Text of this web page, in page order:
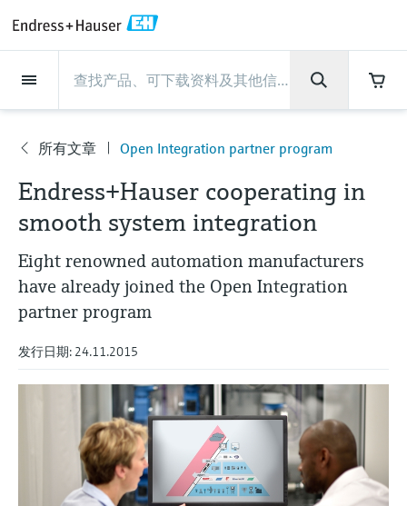
现场仪表
流量
物位测量
液体分析
温度测量
压力测量
光学分析
Netilion IIoT
流量
电磁流量计
科里奥利质量流量计
超声波流量计
涡街流量计
热式质量流量计
Differential pressure flow
measurement
物位测量
雷达物位测量
Vibronic point level detection
导波雷达物位测量
超声波物位测量
电容物位测量
静压液位测量
Conductive level measurement
Float switch level measurement
液体分析
pH电极和变送器
电导率传感器和变送器
浊度传感器和变送器
氯传感器和变送器
溶解氧传感器和变送器
实验室检测仪表和便携式pH计
全自动水质采样仪
TOC、COD和SAC分析仪
温度测量
温度变送器
工业温度计
保护套管
高温型温度计
卫生型温度计
紧凑型温度计
温度开关
表面温度计
压力测量
绝压和表压测量
差压测量
选购全部
系统产品
数据管理仪&数据记录仪
过程测控仪
电源和安全栅
WirelessHART解决方案
网关和调制解调器
设备配置用平板电脑
能量管理仪和应用管理仪
浪涌保护器
光学分析
TDLAS和QF分析仪
拉曼光谱分析仪
排放监测解决方案
颗粒测量设备
数字分析仪解决方案
过程气体分析仪
空气质量测量装置
烟雾探测器
Netilion IIoT
Netilion Value
Netilion Health
Netilion Analytics
Netilion Library
Netilion Inventory
Netilion Connect
Netilion Device Viewer
Netilion Water
服务产品
Project and commissioning services
技术支持服务
仪表维护
仪表性能优化服务
View all
Project and commissioning
services
仪表调试服务
Industrial Project Management
Extended warranty
技术支持服务
远程技术支持
远程资产监控
Process Instrumentation Courses
仪表维护
验证服务
现场仪表校准服务
预防性维护服务
Repair of measuring instruments
仪表性能优化服务
校准报告分析
优化校准间隔时间
动态现场仪表评价和分析服务
行业应用
食品与饮料
水务和环境：保护 —— 节约 —— 提高
石油与天然气：促进能源转型，实
现净零目标
生命科学：创新技术助推卓越运营
化工：深化合作，助推可持续成功
电力与能源
采矿、矿物加工及冶金：打造可持
续的未来
支持
快速获取服务支持！
技术支持中心 —— Endress+Hauser提供全方
位服务，与您相伴前行
搜索和下载技术手册, 宣传资料, 出版物, 软
件更新, 视频, 证书等各类文件!
学习
学习中心
学习中心 - 探索Endress+Hauser学习平台上
的指导课程与资源，随时随地提升技能。
活动和培训
根据需要，从培训、研讨会、展会、峰会或
在线研讨会等各种活动中灵活选择。
公司
Endress+Hauser集团
生产中心
集团实力
客户案例
新闻与案例
您的Endress+Hauser职业生涯
Endress+Hauser集团
公司概况
Endress+Hauser在中国
恩德斯豪斯科技中国
财务业绩
集团管理层
文化与价值观
可持续发展
生产中心
物位和压力测量
Endress+Hauser流量
Endress+Hauser 液体分析
温度+系统产品
Endress+Hauser 数字解决方案
Endress+Hauser 光学分析
Endress+Hauser SICK
Endress+Hauser Technology China
集团实力
过程安全性
网络安全性
过程自动化项目流程
My Endress+Hauser
建立电子采购流程，从容应对未来
需求
新闻与案例
新闻与案例总览
所有文章
新闻稿
事实速览
媒体活动
活动和培训
培训
研讨会
展览会
在线研讨会和回放
峰会
查找市场活动及培训
您的Endress+Hauser职业生
涯
Explore open positions
在Endress+Hauser工作
更多工作机会
IST创新传感器技术公司的工作机
Job opportunities at
Endress+Hauser SICK
司
所有文章 Open Integration partner program
Endress+Hauser cooperating in
smooth system integration
Eight renowned automation manufacturers
have already joined the Open Integration
partner program
发行日期: 24.11.2015